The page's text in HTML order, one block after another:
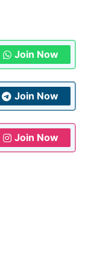
Join Now
Join Now
Join Now